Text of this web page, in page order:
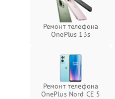
Ремонт телефона
OnePlus 13s
Ремонт телефона
OnePlus Nord CE 5